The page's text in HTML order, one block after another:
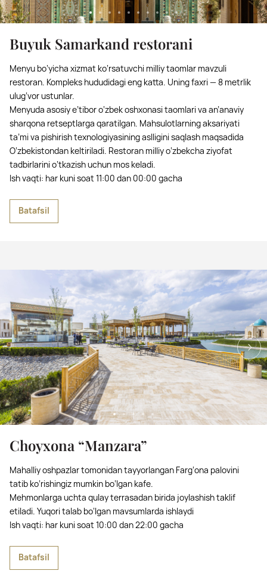
Buyuk Samarkand restorani
Menyu bo‘yicha xizmat ko‘rsatuvchi milliy taomlar mavzuli
restoran. Kompleks hududidagi eng katta. Uning faxri — 8 metrlik
ulug‘vor ustunlar.
Menyuda asosiy e’tibor o‘zbek oshxonasi taomlari va an’anaviy
sharqona retseptlarga qaratilgan. Mahsulotlarning aksariyati
ta’mi va pishirish texnologiyasining aslligini saqlash maqsadida
O‘zbekistondan keltiriladi. Restoran milliy o‘zbekcha ziyofat
tadbirlarini o‘tkazish uchun mos keladi.
Ish vaqti: har kuni soat 11:00 dan 00:00 gacha
Batafsil
Choyxona “Manzara”
Mahalliy oshpazlar tomonidan tayyorlangan Farg‘ona palovini
tatib ko‘rishingiz mumkin bo‘lgan kafe.
Mehmonlarga uchta qulay terrasadan birida joylashish taklif
etiladi. Yuqori talab bo‘lgan mavsumlarda ishlaydi
Ish vaqti: har kuni soat 10:00 dan 22:00 gacha
Batafsil